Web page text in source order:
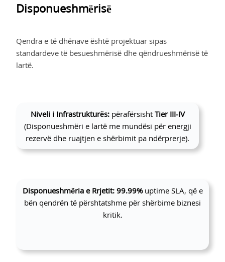
Niveli i Infrastrukturës:përafërsisht Tier III-IV
(Disponueshmëri e lartë me mundësi për energji
rezervë dhe ruajtjen e shërbimit pa ndërprerje).
Disponueshmëria e Rrjetit: 99.99%uptime SLA, që e
bën qendrën të përshtatshme për shërbime biznesi
kritik.
Disponueshmërisë
Qendra e të dhënave është projektuar sipas
standardeve të besueshmërisë dhe qëndrueshmërisë të
lartë.